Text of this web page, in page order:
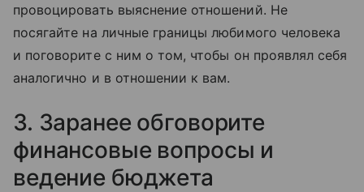
провоцировать выяснение отношений. Не
посягайте на личные границы любимого человека
и поговорите с ним о том, чтобы он проявлял себя
аналогично и в отношении к вам.
3. Заранее обговорите
финансовые вопросы и
ведение бюджета